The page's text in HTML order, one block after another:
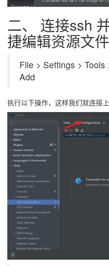
二、 连接ssh
捷编辑资源文件
File > Settings >
Add
执行以下操作，这样我们就连接上